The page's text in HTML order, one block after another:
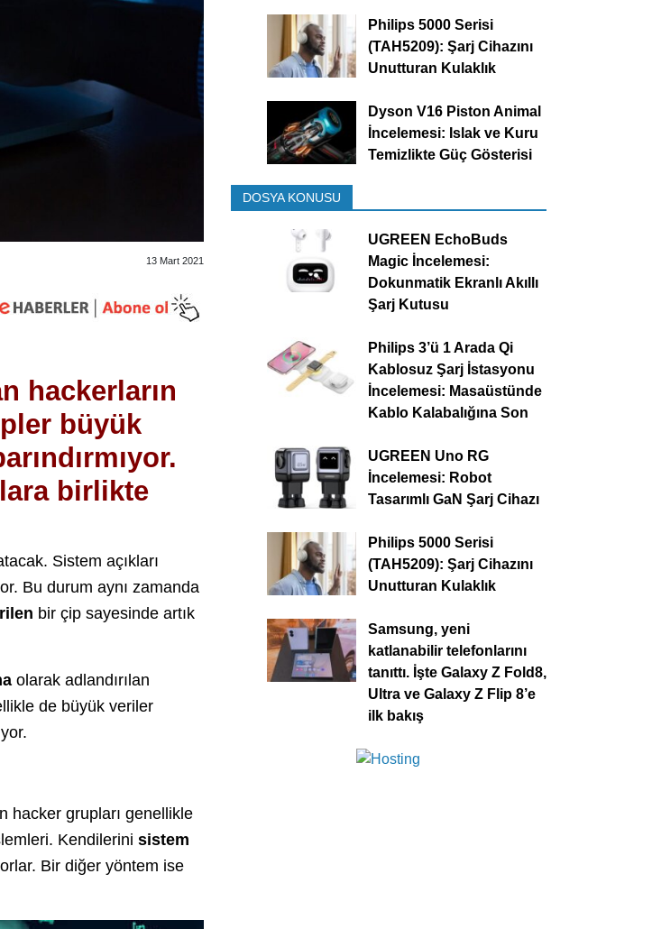
13 Mart 2021
hackerların
büyük
birlikte
Sistem açıkları
Bu durum aynı zamanda
bir çip sayesinde artık
olarak adlandırılan
de büyük veriler
hacker grupları genellikle
Kendilerini sistem
Bir diğer yöntem ise
Philips 5000 Serisi
(TAH5209): Şarj Cihazını
Unutturan Kulaklık
Dyson V16 Piston Animal
İncelemesi: Islak ve Kuru
Temizlikte Güç Gösterisi
DOSYA KONUSU
UGREEN EchoBuds
Magic İncelemesi:
Dokunmatik Ekranlı Akıllı
Şarj Kutusu
Philips 3’ü 1 Arada Qi
Kablosuz Şarj İstasyonu
İncelemesi: Masaüstünde
Kablo Kalabalığına Son
UGREEN Uno RG
İncelemesi: Robot
Tasarımlı GaN Şarj Cihazı
Philips 5000 Serisi
(TAH5209): Şarj Cihazını
Unutturan Kulaklık
Samsung, yeni
katlanabilir telefonlarını
tanıttı. İşte Galaxy Z Fold8,
Ultra ve Galaxy Z Flip 8’e
ilk bakış